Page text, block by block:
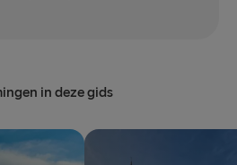
in deze gids